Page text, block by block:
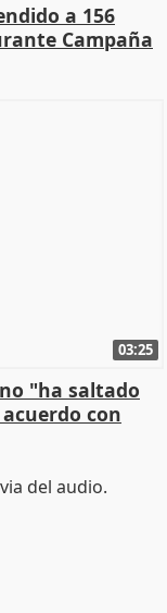
a 156
Campaña
03:25
"ha saltado
con